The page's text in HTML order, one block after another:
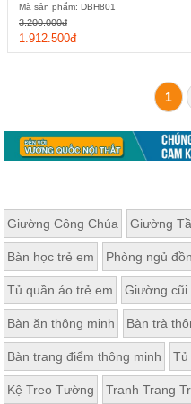
Mã sản phẩm: DBH801
1.912.500đ
3.200.000đ
1
Giường Công Chúa Giường
Bàn học trẻ em Phòng ngủ
Tủ quần áo trẻ em Giường cũi
Bàn ăn thông minh Bàn trà
Bàn trang điểm thông minh Tủ
Kệ Treo Tường Tranh Trang